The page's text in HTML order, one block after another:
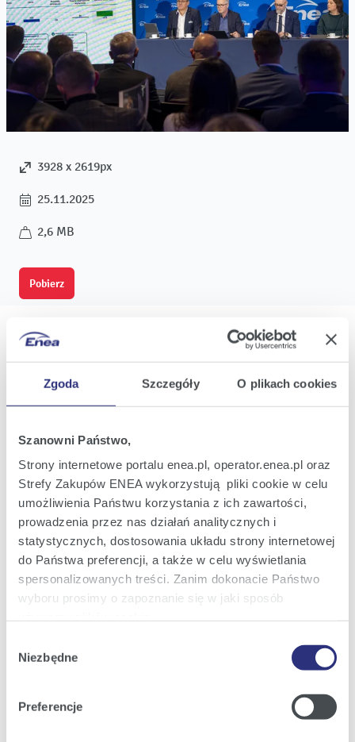
Zgoda Szczegóły O plikach cookies
Szanowni Państwo,
Strony internetowe portalu enea.pl, operator.enea.pl oraz
Strefy Zakupów ENEA wykorzystują pliki cookie w celu
umożliwienia Państwu korzystania z ich zawartości,
prowadzenia przez nas działań analitycznych i
statystycznych, dostosowania układu strony internetowej
do Państwa preferencji, a także w celu wyświetlania
spersonalizowanych treści. Zanim dokonacie Państwo
wyboru prosimy o zapoznanie się w jaki sposób
Szczegółowe informacje na ten temat znajdziecie
Polityce
zgody
Niezbędne
Preferencje
3928 x 2619px
25.11.2025
2,6 MB
Pobierz
Oferta
Oferta dla Biznesu
Zielona energia Dla domu
Zielona energia dla Małych firm
Instytucje publiczne
Podmioty współpracujące
Obsługa i kontakt
Moja Enea